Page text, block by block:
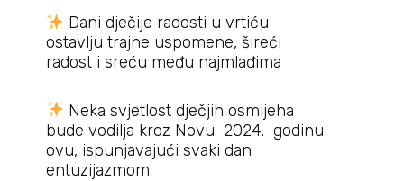
Dani dječije radosti u vrtiću
ostavlju trajne uspomene, šireći
radost i sreću među najmlađima
Neka svjetlost dječjih osmijeha
bude vodilja kroz Novu 2024. godinu
ovu, ispunjavajući svaki dan
entuzijazmom.